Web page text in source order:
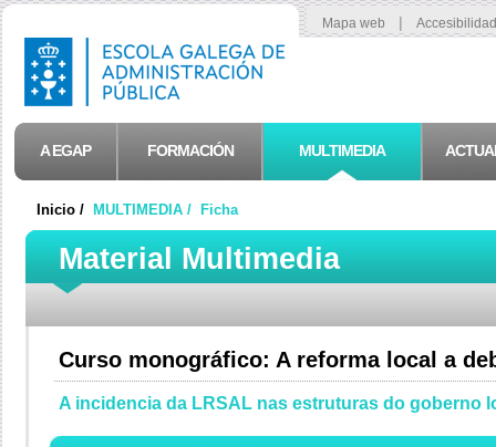
Mapa web |
A EGAP FORMACIÓN MULTIMEDIA
Inicio / MULTIMEDIA / Ficha
Material Multimedia
Curso monográfico: A reforma local a
A incidencia da LRSAL nas estruturas do goberno